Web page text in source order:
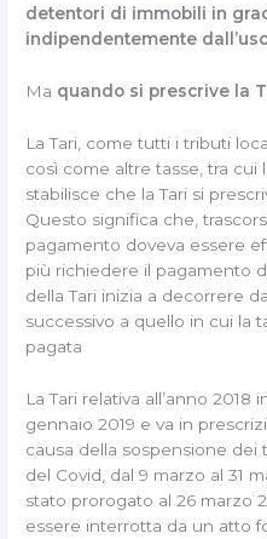
detentori di immobili in
indipendentemente
Ma quando si prescrive la
La Tari, come tutti i tributi
così come altre tasse, tra cui
stabilisce che la Tari si
Questo significa che,
pagamento doveva essere
più richiedere il pagamento
della Tari inizia a decorrere
successivo a quello in cui la
pagata
La Tari relativa all’anno 2018
gennaio 2019 e va in
causa della sospensione dei
del Covid, dal 9 marzo al 31
stato prorogato al 26 marzo
essere interrotta da un atto